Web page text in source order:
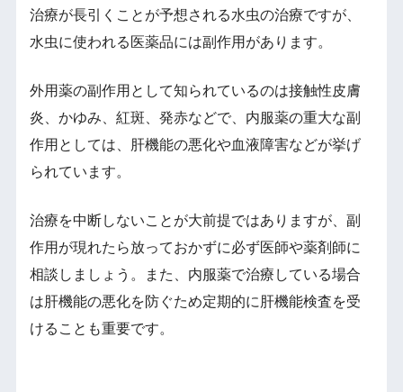
治療が長引くことが予想される水虫の治療ですが、
水虫に使われる医薬品には副作用があります。
外用薬の副作用として知られているのは接触性皮膚
炎、かゆみ、紅斑、発赤などで、内服薬の重大な副
作用としては、肝機能の悪化や血液障害などが挙げ
られています。
治療を中断しないことが大前提ではありますが、副
作用が現れたら放っておかずに必ず医師や薬剤師に
相談しましょう。また、内服薬で治療している場合
は肝機能の悪化を防ぐため定期的に肝機能検査を受
けることも重要です。